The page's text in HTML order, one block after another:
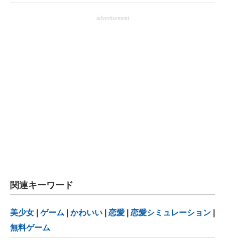
advertisement
関連キーワード
美少女 ゲーム かわいい 恋愛 恋愛シミュレーション
無料ゲーム